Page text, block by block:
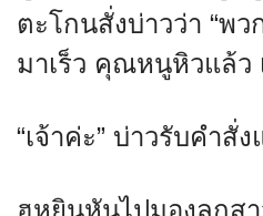
ตะโกนสั่งบ่าวว่า “พ
มาเร็ว คุณหนูหิวแล้ว
“เจ้าค่ะ” บ่าวรับคำสั่
ฮูหยินหันไปมองลูกส